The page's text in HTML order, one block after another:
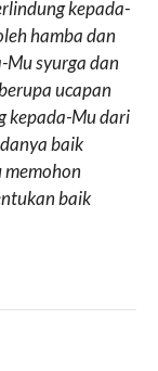
kepada-
hamba dan
Mu syurga dan
ucapan
kepada-Mu dari
baik
memohon
baik